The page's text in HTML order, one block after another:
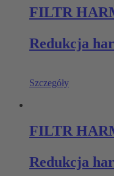
FILTR
Redukcja
Szczegóły
FILTR
Redukcja